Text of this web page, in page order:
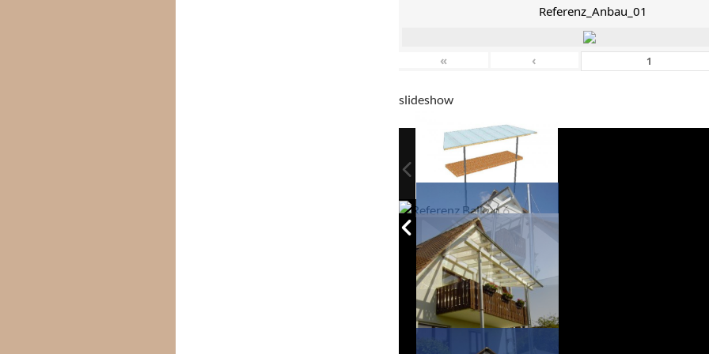
Referenz_Anbau_01
« ‹
slideshow